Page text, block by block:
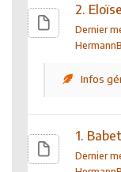
2.
Dernier
Infos
1.
Dernier